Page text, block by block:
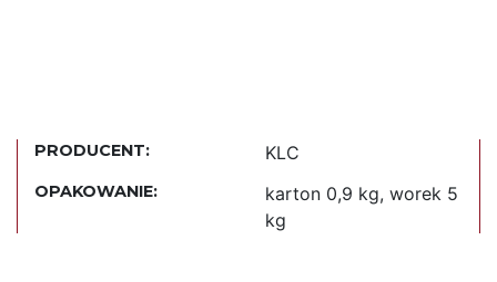
PRODUCENT: KLC
OPAKOWANIE:
karton 0,9 kg, worek 5
kg